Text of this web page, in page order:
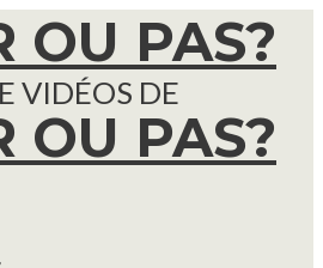
VIDÉOS DE